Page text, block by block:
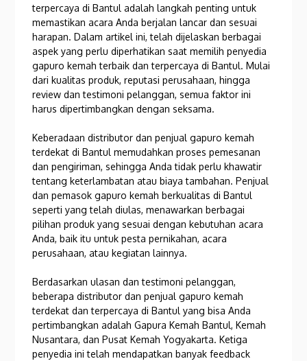
terpercaya di Bantul adalah langkah penting untuk
memastikan acara Anda berjalan lancar dan sesuai
harapan. Dalam artikel ini, telah dijelaskan berbagai
aspek yang perlu diperhatikan saat memilih penyedia
gapuro kemah terbaik dan terpercaya di Bantul. Mulai
dari kualitas produk, reputasi perusahaan, hingga
review dan testimoni pelanggan, semua faktor ini
harus dipertimbangkan dengan seksama.
Keberadaan distributor dan penjual gapuro kemah
terdekat di Bantul memudahkan proses pemesanan
dan pengiriman, sehingga Anda tidak perlu khawatir
tentang keterlambatan atau biaya tambahan. Penjual
dan pemasok gapuro kemah berkualitas di Bantul
seperti yang telah diulas, menawarkan berbagai
pilihan produk yang sesuai dengan kebutuhan acara
Anda, baik itu untuk pesta pernikahan, acara
perusahaan, atau kegiatan lainnya.
Berdasarkan ulasan dan testimoni pelanggan,
beberapa distributor dan penjual gapuro kemah
terdekat dan terpercaya di Bantul yang bisa Anda
pertimbangkan adalah Gapura Kemah Bantul, Kemah
Nusantara, dan Pusat Kemah Yogyakarta. Ketiga
penyedia ini telah mendapatkan banyak feedback